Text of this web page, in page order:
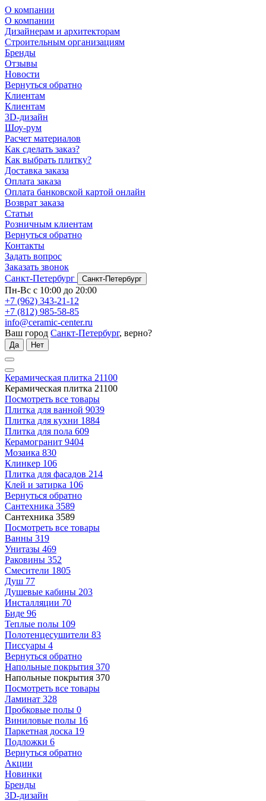
О компании
О компании
Дизайнерам и архитекторам
Строительным организациям
Бренды
Отзывы
Новости
Вернуться обратно
Клиентам
Клиентам
3D-дизайн
Шоу-рум
Расчет материалов
Как сделать заказ?
Как выбрать плитку?
Доставка заказа
Оплата заказа
Оплата банковской картой онлайн
Возврат заказа
Статьи
Розничным клиентам
Вернуться обратно
Контакты
Задать вопрос
Заказать звонок
Санкт-Петербург
Санкт-Петербург
Пн-Вс с 10:00 до 20:00
+7 (962) 343-21-12
+7 (812) 985-58-85
info@ceramic-center.ru
Ваш город Санкт-Петербург, верно?
Да Нет
Керамическая плитка 21100
Керамическая плитка 21100
Посмотреть все товары
Плитка для ванной 9039
Плитка для кухни 1884
Плитка для пола 609
Керамогранит 9404
Мозаика 830
Клинкер 106
Плитка для фасадов 214
Клей и затирка 106
Вернуться обратно
Сантехника 3589
Сантехника 3589
Посмотреть все товары
Ванны 319
Унитазы 469
Раковины 352
Смесители 1805
Душ 77
Душевые кабины 203
Инсталляции 70
Биде 96
Теплые полы 109
Полотенцесушители 83
Писсуары 4
Вернуться обратно
Напольные покрытия 370
Напольные покрытия 370
Посмотреть все товары
Ламинат 328
Пробковые полы 0
Виниловые полы 16
Паркетная доска 19
Подложки 6
Вернуться обратно
Акции
Новинки
Бренды
3D-дизайн